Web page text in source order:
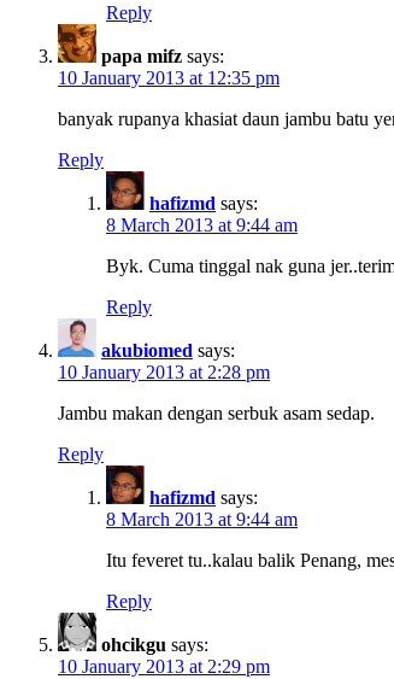
Reply
papa mifz says:
10 January 2013 at 12:35 pm
banyak rupanya khasiat daun jambu
Reply
hafizmd says:
8 March 2013 at 9:44 am
Byk. Cuma tinggal nak guna
Reply
akubiomed says:
10 January 2013 at 2:28 pm
Jambu makan dengan serbuk asam sedap.
Reply
hafizmd says:
8 March 2013 at 9:44 am
Itu feveret tu..kalau balik Penang,
Reply
ohcikgu says:
10 January 2013 at 2:29 pm